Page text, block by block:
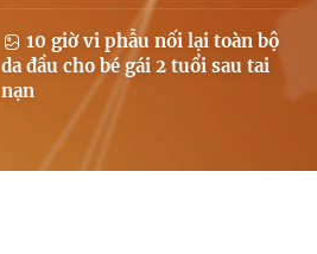
10 giờ vi phẫu nối lại toàn bộ
da đầu cho bé gái 2 tuổi sau tai
nạn